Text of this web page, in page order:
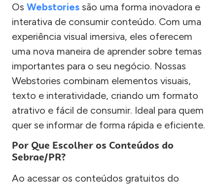
Os Webstories são uma forma inovadora e
interativa de consumir conteúdo. Com uma
experiência visual imersiva, eles oferecem
uma nova maneira de aprender sobre temas
importantes para o seu negócio. Nossas
Webstories combinam elementos visuais,
texto e interatividade, criando um formato
atrativo e fácil de consumir. Ideal para quem
quer se informar de forma rápida e eficiente.
Por Que Escolher os Conteúdos do
Sebrae/PR?
Ao acessar os conteúdos gratuitos do